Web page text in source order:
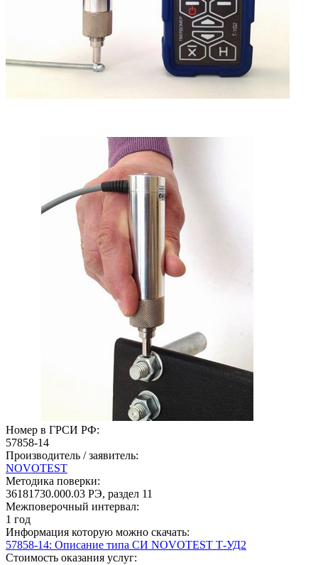
Номер в ГРСИ РФ:
57858-14
Производитель / заявитель:
NOVOTEST
Методика поверки:
36181730.000.03 РЭ, раздел 11
Межповерочный интервал:
1 год
Информация которую можно скачать:
57858-14: Описание типа СИ NOVOTEST Т-УД2
Стоимость оказания услуг: